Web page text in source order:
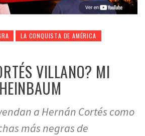
LA CONQUISTA DE AMÉRICA
VILLANO? MI
a Hernán Cortés como
más negras de